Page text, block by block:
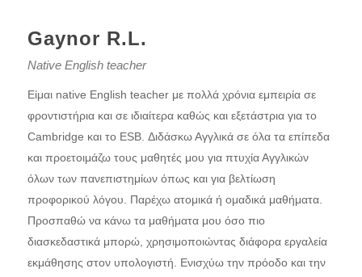
Gaynor R.L.
Native English teacher
Είμαι native Εnglish teacher με πολλά χρόνια εμπειρία σε
φροντιστήρια και σε ιδιαίτερα καθώς και εξετάστρια για το
Cambridge και το ESB. Διδάσκω Αγγλικά σε όλα τα επίπεδα
και προετοιμάζω τους μαθητές μου για πτυχία Αγγλικών
όλων των πανεπιστημίων όπως και για βελτίωση
προφορικού λόγου. Παρέχω ατομικά ή ομαδικά μαθήματα.
Προσπαθώ να κάνω τα μαθήματα μου όσο πιο
διασκεδαστικά μπορώ, χρησιμοποιώντας διάφορα εργαλεία
εκμάθησης στον υπολογιστή. Ενισχύω την πρόοδο και την